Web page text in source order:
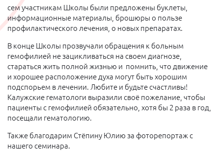
сем участникам Школы были предложены буклеты,
информационные материалы, брошюры о пользе
профилактического лечения, о новых препаратах.
В конце Школы прозвучали обращения к больным
гемофилией не зацикливаться на своем диагнозе,
стараться жить полной жизнью и помнить, что движение
и хорошее расположение духа могут быть хорошим
подспорьем в лечении. Любите и будьте счастливы!
Калужские гематологи выразили своё пожелание, чтобы
пациенты с гемофилией обязательно, хотя бы 2 раза в год,
посещали гематологию.
Также благодарим Стёпину Юлию за фоторепортаж с
нашего семинара.